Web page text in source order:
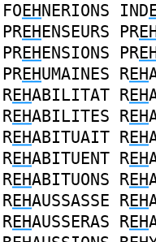
FOEHNERIONS IND
PREHENSEURS PR
PREHENSIONS PR
PREHUMAINES REH
REHABILITAT REH
REHABILITES REH
REHABITUAIT REH
REHABITUENT REH
REHABITUONS REH
REHAUSSASSE REH
REHAUSSERAS REH